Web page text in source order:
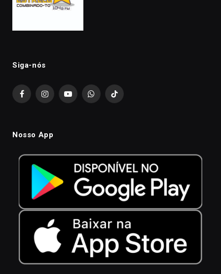
Siga-nós
FacebookInstagramYouTubeWhatsAppTikTok
Nosso App